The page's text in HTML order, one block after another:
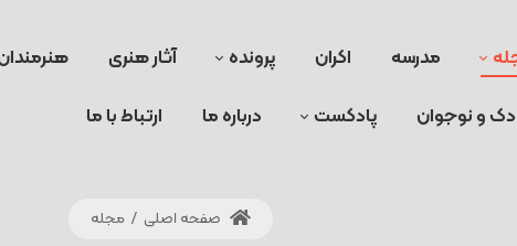
مدرسه اکران پرونده آثار هنری
و نوجوان پادکست درباره ما ارتباط با ما
صفحه اصلی / مجله